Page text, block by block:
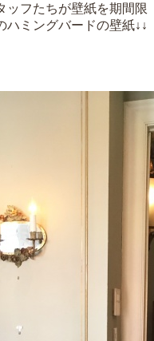
ッフたちが壁紙を期間限
ハミングバードの壁紙↓↓